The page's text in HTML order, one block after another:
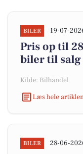
BILER 19-07-
Pris op til
biler til salg
Kilde: Bilhandel
Læs hele
BILER 28-06-